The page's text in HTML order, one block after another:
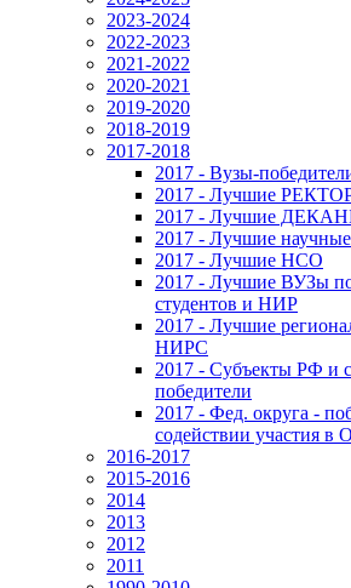
2023-2024
2022-2023
2021-2022
2020-2021
2019-2020
2018-2019
2017-2018
2017 - Вузы-
2017 - Лучшие
2017 - Лучшие
2017 - Лучшие
2017 - Лучшие НСО
2017 - Лучшие ВУЗы
студентов и НИР
2017 - Лучшие
НИРС
2017 - Субъекты РФ и
победители
2017 - Фед. округа -
содействии участия в
2016-2017
2015-2016
2014
2013
2012
2011